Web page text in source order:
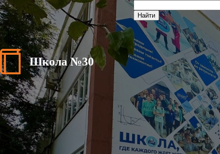
Школа №30